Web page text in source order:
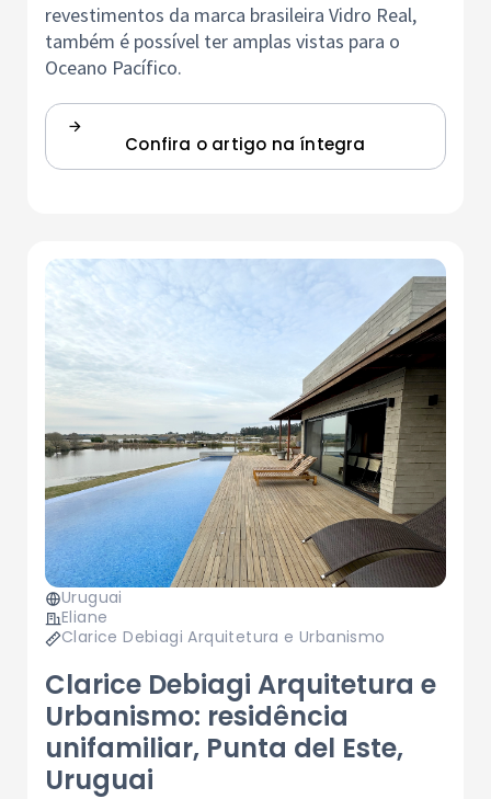
revestimentos da marca brasileira Vidro Real,
também é possível ter amplas vistas para o
Oceano Pacífico.
Confira o artigo na íntegra
Uruguai
Eliane
Clarice Debiagi Arquitetura e Urbanismo
Clarice Debiagi Arquitetura e
Urbanismo: residência
unifamiliar, Punta del Este,
Uruguai